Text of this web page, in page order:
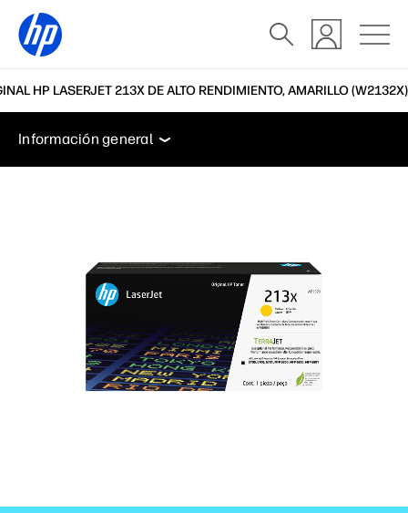
HP LASERJET 213X DE ALTO RENDIMIENTO, AMARILLO (W2132X)
Información general
Soporte
Información general